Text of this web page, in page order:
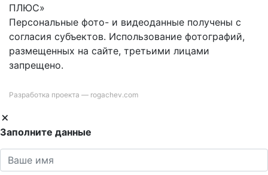
ПЛЮС»
Персональные фото- и видеоданные получены с
согласия субъектов. Использование фотографий,
размещенных на сайте, третьими лицами
запрещено.
Разработка проекта — rogachev.com
Заполните данные